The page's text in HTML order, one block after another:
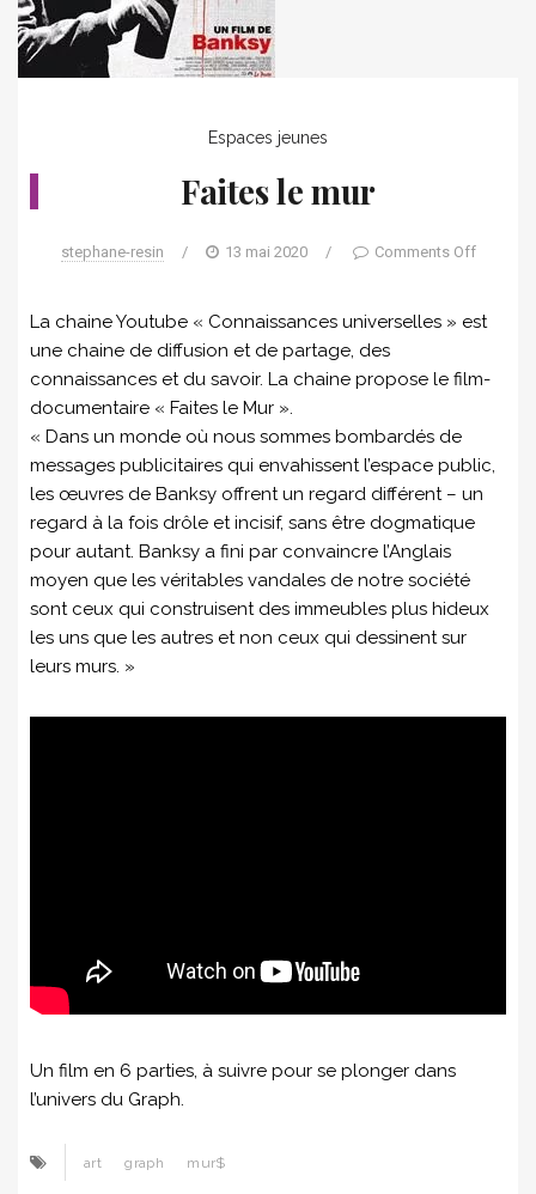
Espaces jeunes
Faites le mur
stephane-resin / 13 mai 2020 / Comments Off
La chaine Youtube « Connaissances universelles » est
une chaine de diffusion et de partage, des
connaissances et du savoir. La chaine propose le film-
documentaire « Faites le Mur ».
« Dans un monde où nous sommes bombardés de
messages publicitaires qui envahissent l’espace public,
les œuvres de Banksy offrent un regard différent – un
regard à la fois drôle et incisif, sans être dogmatique
pour autant. Banksy a fini par convaincre l’Anglais
moyen que les véritables vandales de notre société
sont ceux qui construisent des immeubles plus hideux
les uns que les autres et non ceux qui dessinent sur
leurs murs. »
Un film en 6 parties, à suivre pour se plonger dans
l’univers du Graph.
art graph mur$